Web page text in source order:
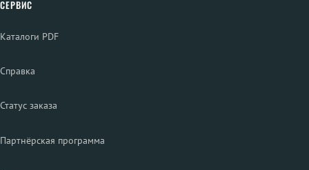
СЕРВИС
Каталоги PDF
Справка
Статус заказа
Партнёрская программа